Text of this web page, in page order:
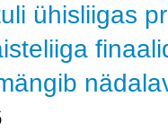
ühisliigas